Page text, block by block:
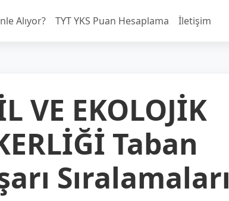
Alıyor? TYT YKS Puan Hesaplama İletişim
VE EKOLOJİK
Taban
Sıralamaları